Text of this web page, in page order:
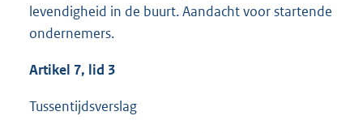
levendigheid in de buurt. Aandacht voor startende
ondernemers.
Artikel 7, lid 3
Tussentijdsverslag